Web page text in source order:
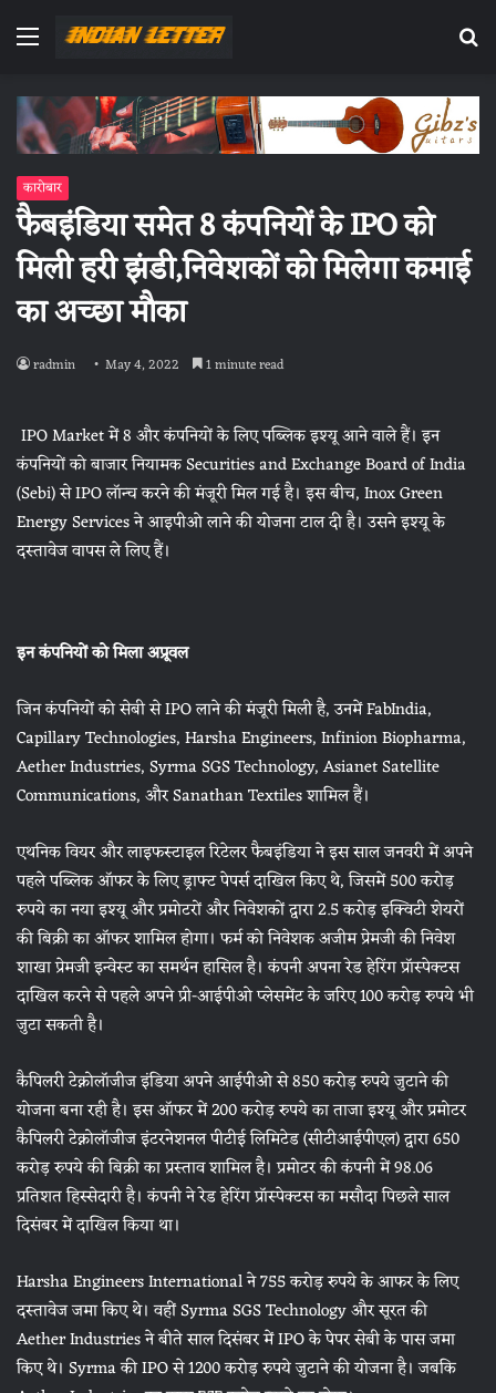
Menu
कारोबार
फैबइंडिया समेत 8 कंपनियों के IPO को
मिली हरी झंडी,निवेशकों को मिलेगा कमाई
का अच्छा मौका
radmin May 4, 2022 1 minute read
IPO Market में 8 और कंपनियों के लिए पब्लिक इश्‍यू आने वाले हैं। इन
कंपनियों को बाजार नियामक Securities and Exchange Board of India
(Sebi) से IPO लॉन्‍च करने की मंजूरी मिल गई है। इस बीच, Inox Green
Energy Services ने आइपीओ लाने की योजना टाल दी है। उसने इश्‍यू के
दस्‍तावेज वापस ले लिए हैं।
इन कंपनियों को मिला अप्रूवल
जिन कंपनियों को सेबी से IPO लाने की मंजूरी मिली है, उनमें FabIndia,
Capillary Technologies, Harsha Engineers, Infinion Biopharma,
Aether Industries, Syrma SGS Technology, Asianet Satellite
Communications, और Sanathan Textiles शामिल हैं।
एथनिक वियर और लाइफस्टाइल रिटेलर फैबइंडिया ने इस साल जनवरी में अपने
पहले पब्लिक ऑफर के लिए ड्राफ्ट पेपर्स दाखिल किए थे, जिसमें 500 करोड़
रुपये का नया इश्यू और प्रमोटरों और निवेशकों द्वारा 2.5 करोड़ इक्विटी शेयरों
की बिक्री का ऑफर शामिल होगा। फर्म को निवेशक अजीम प्रेमजी की निवेश
शाखा प्रेमजी इन्वेस्ट का समर्थन हासिल है। कंपनी अपना रेड हेरिंग प्रॉस्पेक्टस
दाखिल करने से पहले अपने प्री-आईपीओ प्लेसमेंट के जरिए 100 करोड़ रुपये भी
जुटा सकती है।
कैपिलरी टेक्नोलॉजीज इंडिया अपने आईपीओ से 850 करोड़ रुपये जुटाने की
योजना बना रही है। इस ऑफर में 200 करोड़ रुपये का ताजा इश्यू और प्रमोटर
कैपिलरी टेक्नोलॉजीज इंटरनेशनल पीटीई लिमिटेड (सीटीआईपीएल) द्वारा 650
करोड़ रुपये की बिक्री का प्रस्ताव शामिल है। प्रमोटर की कंपनी में 98.06
प्रतिशत हिस्सेदारी है। कंपनी ने रेड हेरिंग प्रॉस्पेक्टस का मसौदा पिछले साल
दिसंबर में दाखिल किया था।
Harsha Engineers International ने 755 करोड़ रुपये के आफर के लिए
दस्‍तावेज जमा किए थे। वहीं Syrma SGS Technology और सूरत की
Aether Industries ने बीते साल दिसंबर में IPO के पेपर सेबी के पास जमा
किए थे। Syrma की IPO से 1200 करोड़ रुपये जुटाने की योजना है। जबकि